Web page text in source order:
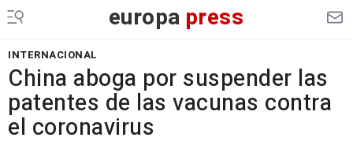
europa press
INTERNACIONAL
China aboga por suspender las
patentes de las vacunas contra
el coronavirus